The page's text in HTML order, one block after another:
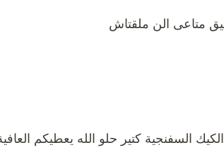
متاعى الن ملقتاش
السفنجية كتير حلو الله يعطيكم